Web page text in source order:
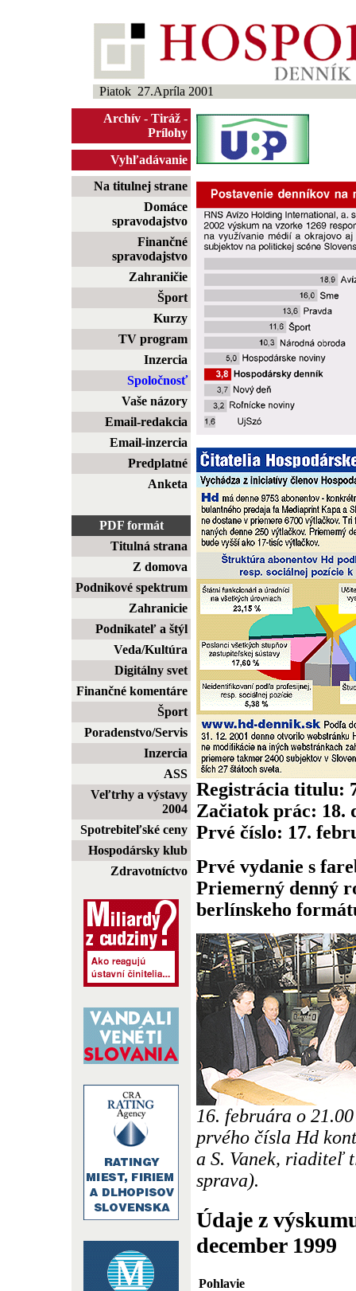
Piatok 27.Apríla 2001
Archív - Tiráž -
Prílohy
Vyhľadávanie
Na titulnej strane
Domáce
spravodajstvo
Finančné
spravodajstvo
Zahraničie
Šport
Kurzy
TV program
Inzercia
Spoločnosť
Vaše názory
Email-redakcia
Email-inzercia
Predplatné
Anketa
PDF formát
Titulná strana
Z domova
Podnikové spektrum
Zahranicie
Podnikateľ a štýl
Veda/Kultúra
Digitálny svet
Finančné komentáre
Šport
Poradenstvo/Servis
Inzercia
ASS
Veľtrhy a výstavy
2004
Spotrebiteľské ceny
Hospodársky klub
Zdravotníctvo
Registrácia titulu:
Začiatok prác: 18.
Prvé číslo: 17.
Prvé vydanie s
Priemerný denný
berlínskeho
16. februára o
prvého čísla Hd
a S. Vanek, riaditeľ
sprava).
Údaje z
december 1999
Pohlavie